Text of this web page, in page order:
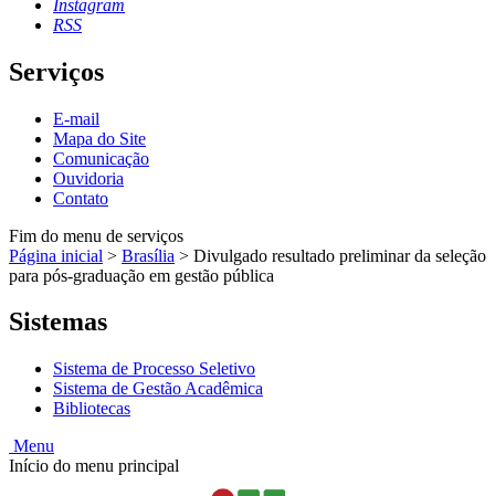
Instagram
RSS
Serviços
E-mail
Mapa do Site
Comunicação
Ouvidoria
Contato
Fim do menu de serviços
Página inicial > Brasília > Divulgado resultado preliminar da seleção
para pós-graduação em gestão pública
Sistemas
Sistema de Processo Seletivo
Sistema de Gestão Acadêmica
Bibliotecas
Menu
Início do menu principal